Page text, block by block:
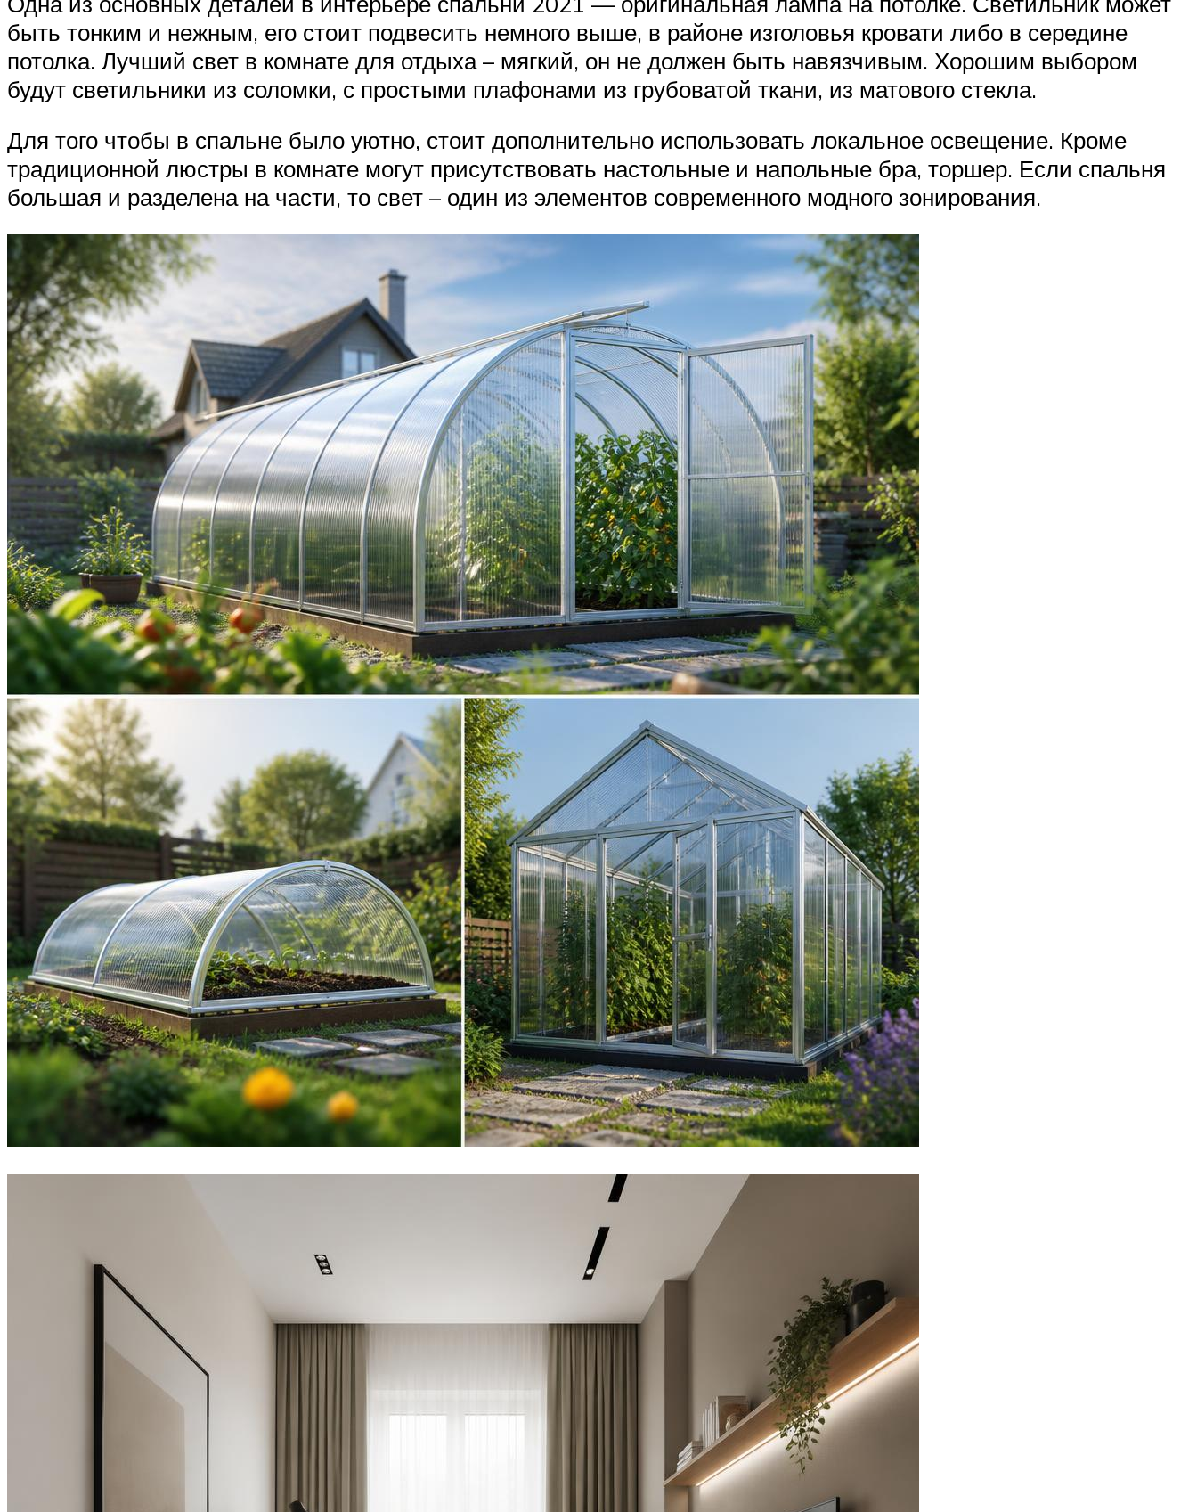
быть тонким и нежным, его стоит подвесить немного выше, в районе изголовья кровати либо в середине
потолка. Лучший свет в комнате для отдыха – мягкий, он не должен быть навязчивым. Хорошим выбором
будут светильники из соломки, с простыми плафонами из грубоватой ткани, из матового стекла.
Для того чтобы в спальне было уютно, стоит дополнительно использовать локальное освещение. Кроме
традиционной люстры в комнате могут присутствовать настольные и напольные бра, торшер. Если спальня
большая и разделена на части, то свет – один из элементов современного модного зонирования.